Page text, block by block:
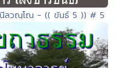
ลวณฺโณ - (( ขันธ์ 5 )) # 5